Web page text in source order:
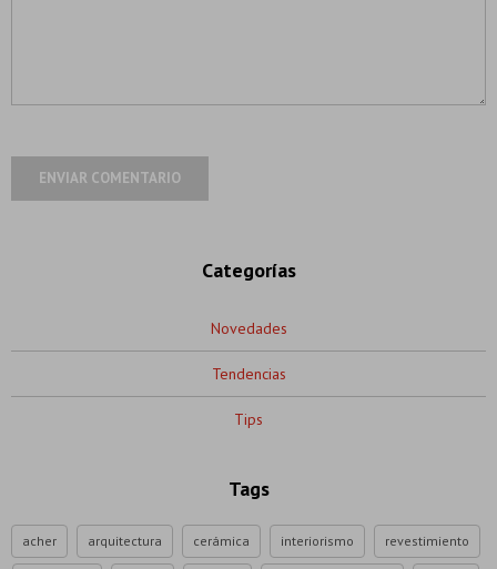
ENVIAR COMENTARIO
Categorías
Novedades
Tendencias
Tips
Tags
acher arquitectura cerámica interiorismo revestimiento